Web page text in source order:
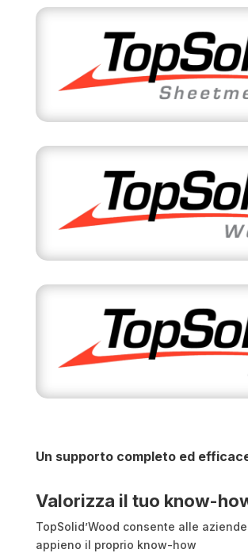
Un supporto completo ed
Valorizza il tuo know-
TopSolid’Wood consente alle
appieno il proprio know-how